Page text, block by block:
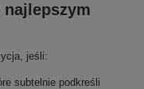
najlepszym
jeśli:
subtelnie podkreśli